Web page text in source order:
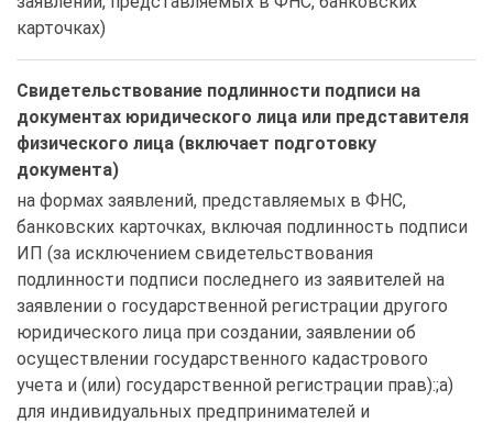
карточках)
Свидетельствование подлинности подписи на
документах юридического лица или представителя
физического лица (включает подготовку
документа)
на формах заявлений, представляемых в ФНС,
банковских карточках, включая подлинность подписи
ИП (за исключением свидетельствования
подлинности подписи последнего из заявителей на
заявлении о государственной регистрации другого
юридического лица при создании, заявлении об
осуществлении государственного кадастрового
учета и (или) государственной регистрации прав):;а)
для индивидуальных предпринимателей и